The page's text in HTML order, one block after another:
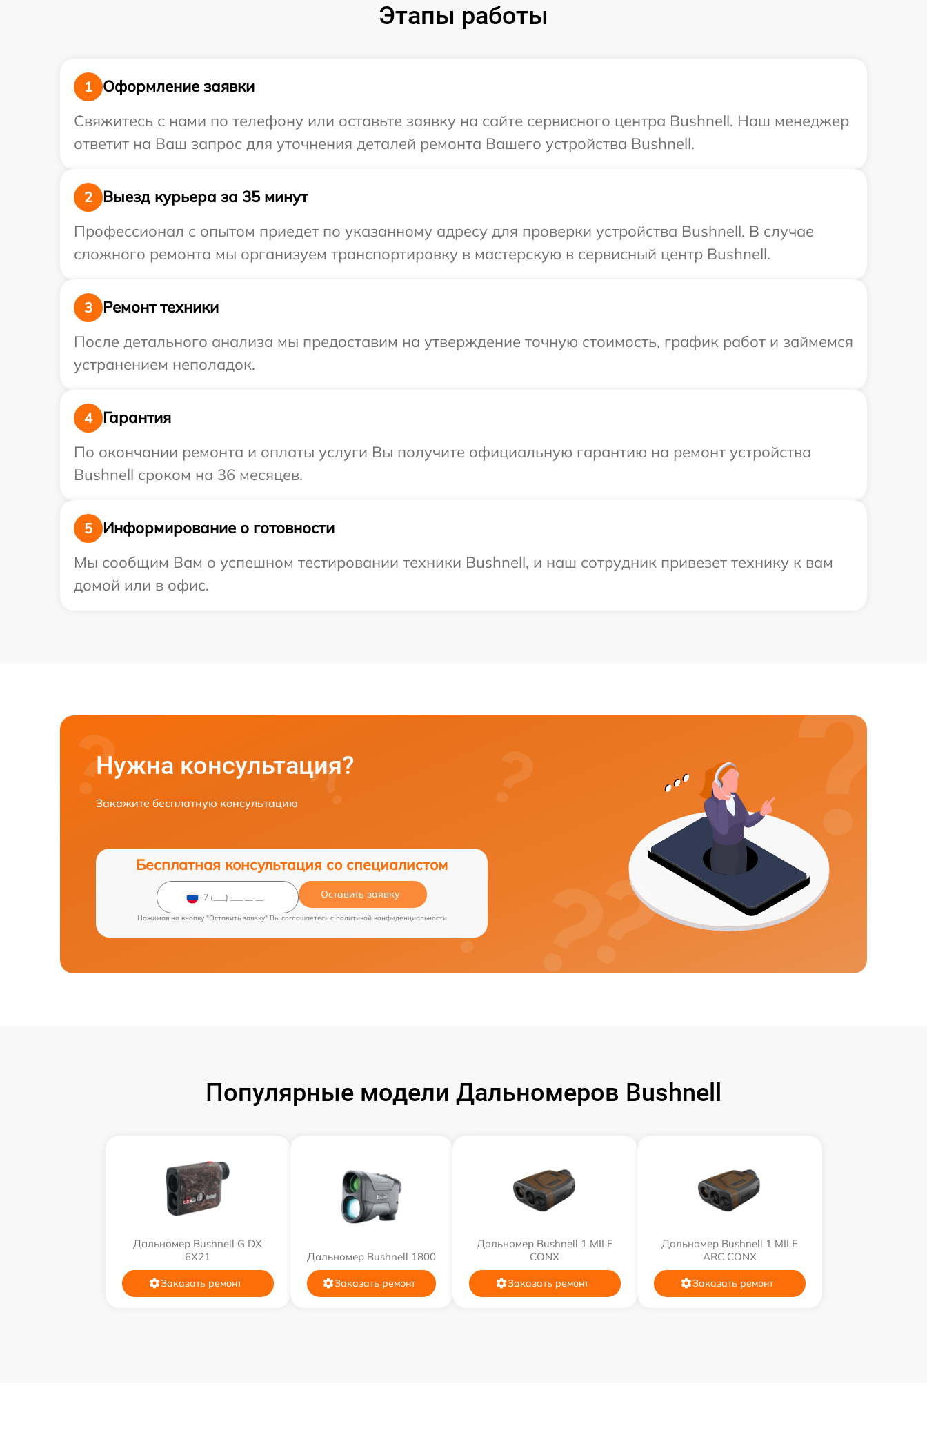
Этапы работы
1
Оформление заявки
Свяжитесь с нами по телефону или оставьте заявку на сайте сервисного центра Bushnell. Наш менеджер
ответит на Ваш запрос для уточнения деталей ремонта Вашего устройства Bushnell.
2
Выезд курьера за 35 минут
Профессионал с опытом приедет по указанному адресу для проверки устройства Bushnell. В случае
сложного ремонта мы организуем транспортировку в мастерскую в сервисный центр Bushnell.
3
Ремонт техники
После детального анализа мы предоставим на утверждение точную стоимость, график работ и займемся
устранением неполадок.
4
Гарантия
По окончании ремонта и оплаты услуги Вы получите официальную гарантию на ремонт устройства
Bushnell сроком на 36 месяцев.
5
Информирование о готовности
Мы сообщим Вам о успешном тестировании техники Bushnell, и наш сотрудник привезет технику к вам
домой или в офис.
Нужна консультация?
Закажите бесплатную консультацию
Бесплатная консультация со специалистом
Оставить заявку
Нажимая на кнопку "Оставить заявку" Вы соглашаетесь c политикой конфиденциальности
Популярные модели Дальномеров Bushnell
Дальномер Bushnell G DX
6X21
Заказать ремонт
Дальномер Bushnell 1800
Заказать ремонт
Дальномер Bushnell 1 MILE
CONX
Заказать ремонт
Дальномер Bushnell 1 MILE
ARC CONX
Заказать ремонт